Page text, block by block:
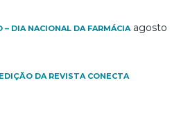
– DIA NACIONAL DA FARMÁCIA agosto
DA REVISTA CONECTA